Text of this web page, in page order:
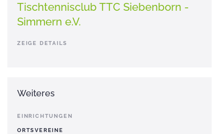
Tischtennisclub TTC Siebenborn -
Simmern e.V.
ZEIGE DETAILS
Weiteres
EINRICHTUNGEN
ORTSVEREINE